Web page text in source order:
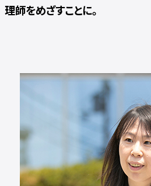
理師をめざすことに。